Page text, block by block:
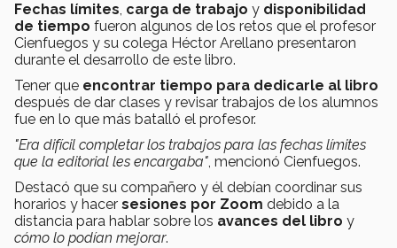
Fechas límites, carga de trabajo y disponibilidad
de tiempo fueron algunos de los retos que el profesor
Cienfuegos y su colega Héctor Arellano presentaron
durante el desarrollo de este libro.
Tener que encontrar tiempo para dedicarle al libro
después de dar clases y revisar trabajos de los alumnos
fue en lo que más batalló el profesor.
"Era difícil completar los trabajos para las fechas límites
que la editorial les encargaba", mencionó Cienfuegos.
Destacó que su compañero y él debían coordinar sus
horarios y hacer sesiones por Zoom debido a la
distancia para hablar sobre los avances del libro y
cómo lo podían mejorar.